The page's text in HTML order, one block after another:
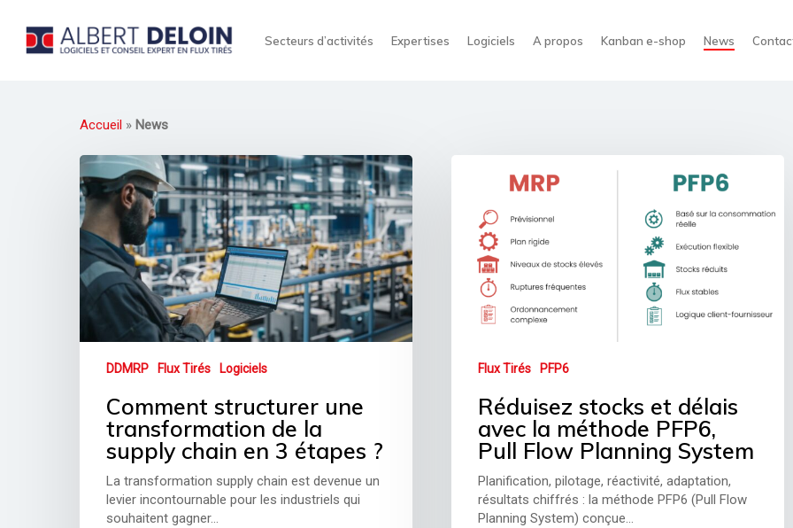
Secteurs d’activités Expertises Logiciels A propos Kanban e-shop News
Accueil » News
DDMRP Flux Tirés Logiciels
Comment structurer une
transformation de la
supply chain en 3 étapes ?
La transformation supply chain est devenue un
levier incontournable pour les industriels qui
souhaitent gagner…
Flux Tirés PFP6
Réduisez stocks et délais
avec la méthode PFP6,
Pull Flow Planning System
Planification, pilotage, réactivité, adaptation,
résultats chiffrés : la méthode PFP6 (Pull Flow
Planning System) conçue…